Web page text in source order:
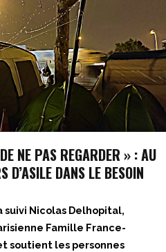
NE PAS REGARDER » : AU
D’ASILE DANS LE BESOIN
suivi Nicolas Delhopital,
Famille France-
soutient les personnes